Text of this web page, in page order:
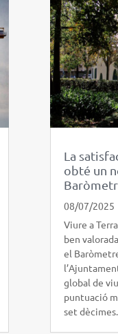
La
obté un
08/07/2025
Viure a
ben
el
global de
puntuació
set